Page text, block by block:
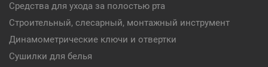
Средства для ухода за полостью рта
Строительный, слесарный, монтажный инструмент
Динамометрические ключи и отвертки
Сушилки для белья